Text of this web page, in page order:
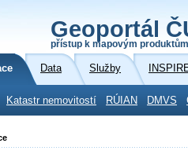
Geoportál
přístup k mapovým
Data Služby
Katastr nemovitostí RÚIAN DMVS